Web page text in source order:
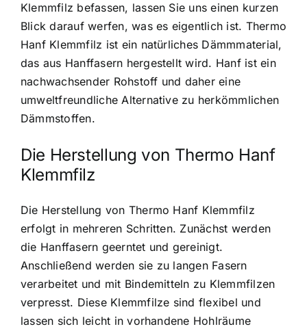
Klemmfilz befassen, lassen Sie uns einen kurzen
Blick darauf werfen, was es eigentlich ist. Thermo
Hanf Klemmfilz ist ein natürliches Dämmmaterial,
das aus Hanffasern hergestellt wird. Hanf ist ein
nachwachsender Rohstoff und daher eine
umweltfreundliche Alternative zu herkömmlichen
Dämmstoffen.
Die Herstellung von Thermo Hanf
Klemmfilz
Die Herstellung von Thermo Hanf Klemmfilz
erfolgt in mehreren Schritten. Zunächst werden
die Hanffasern geerntet und gereinigt.
Anschließend werden sie zu langen Fasern
verarbeitet und mit Bindemitteln zu Klemmfilzen
verpresst. Diese Klemmfilze sind flexibel und
lassen sich leicht in vorhandene Hohlräume